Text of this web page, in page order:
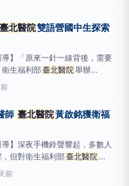
救訓練及心理健康課程，在真
右一）在門診楊士賢主任醫師帶
臺北醫院雙語營國中生探索
導】「原來一針一線背後，需要
生福利部臺北醫院舉辦
驗營」國中組活動，邀請24名
外科縫合、急救訓練到開刀房
看見醫療工作的專業與溫度。
師 臺北醫院黃啟銘獲衛福
導】深夜手機鈴聲響起，多數人
但對衛生福利部臺北醫院心
言，往往代表又有一名急性心
界。無論是凌晨、假日，甚至
前